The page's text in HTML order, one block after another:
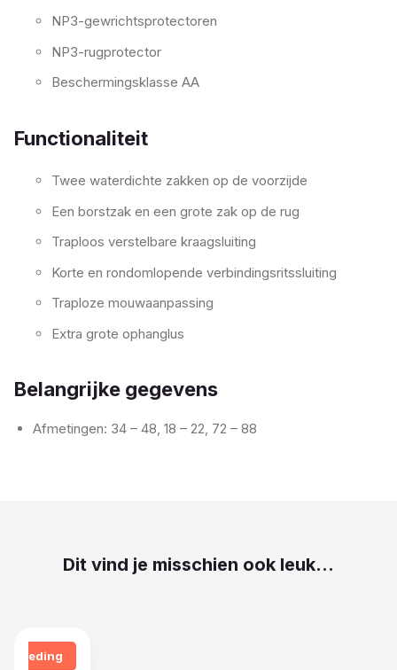
NP3-gewrichtsprotectoren
NP3-rugprotector
Beschermingsklasse AA
Functionaliteit
Twee waterdichte zakken op de voorzijde
Een borstzak en een grote zak op de rug
Traploos verstelbare kraagsluiting
Korte en rondomlopende verbindingsritssluiting
Traploze mouwaanpassing
Extra grote ophanglus
Belangrijke gegevens
Afmetingen: 34 – 48, 18 – 22, 72 – 88
Dit vind je misschien ook leuk...